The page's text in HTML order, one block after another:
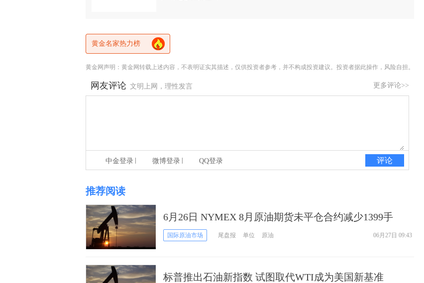
黄金名家热力榜
黄金网声明：黄金网转载上述内容，不表明证实其描述，仅供投资者参考，并不构成投资建议。投资者据此操作，风险自担。
更多评论>>
网友评论 文明上网，理性发言
评论
中金登录 微博登录 QQ登录
推荐阅读
6月26日 NYMEX 8月原油期货未平仓合约减少1399手
国际原油市场 尾盘报 单位 原油 06月27日 09:43
标普推出石油新指数 试图取代WTI成为美国新基准